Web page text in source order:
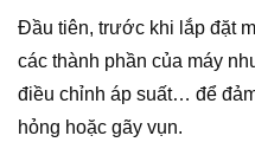
Đầu tiên, trước khi lắp đặt
các thành phần của máy
điều chỉnh áp suất… để
hỏng hoặc gãy vụn.